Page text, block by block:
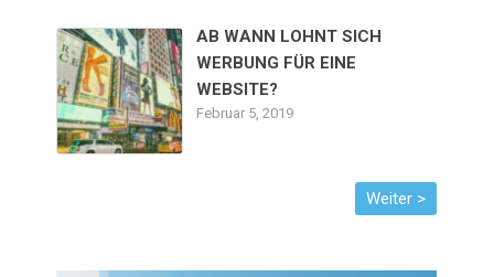
AB WANN LOHNT SICH
WERBUNG FÜR EINE
WEBSITE?
Februar 5, 2019